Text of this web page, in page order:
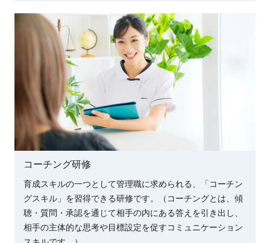
コーチング研修
育成スキルの一つとして管理職に求められる、「コーチン
グスキル」を習得できる研修です。（コーチングとは、傾
聴・質問・承認を通じて相手の内にある答えを引き出し、
相手の主体的な思考や目標設定を促すコミュニケーション